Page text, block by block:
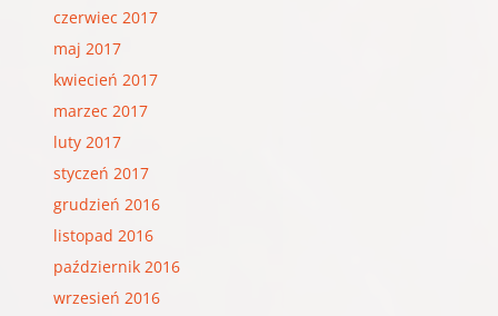
czerwiec 2017
maj 2017
kwiecień 2017
marzec 2017
luty 2017
styczeń 2017
grudzień 2016
listopad 2016
październik 2016
wrzesień 2016